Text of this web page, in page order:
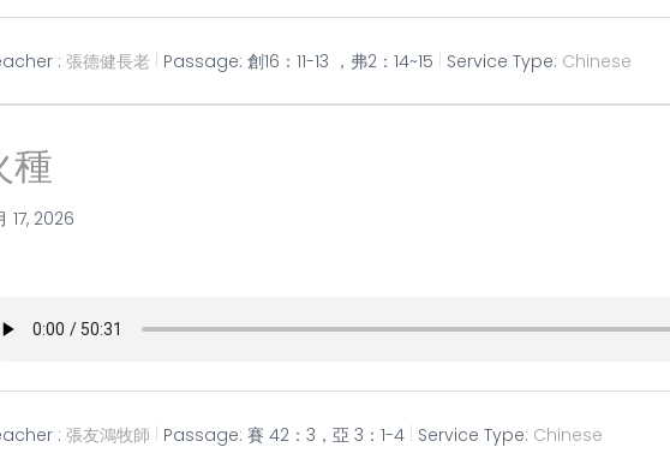
: 張德健長老 Passage: 創16：11-13 ，弗2：14~15 Service Type: Chinese
種
17, 2026
: 張友鴻牧師 Passage: 賽 42：3，亞 3：1-4 Service Type: Chinese